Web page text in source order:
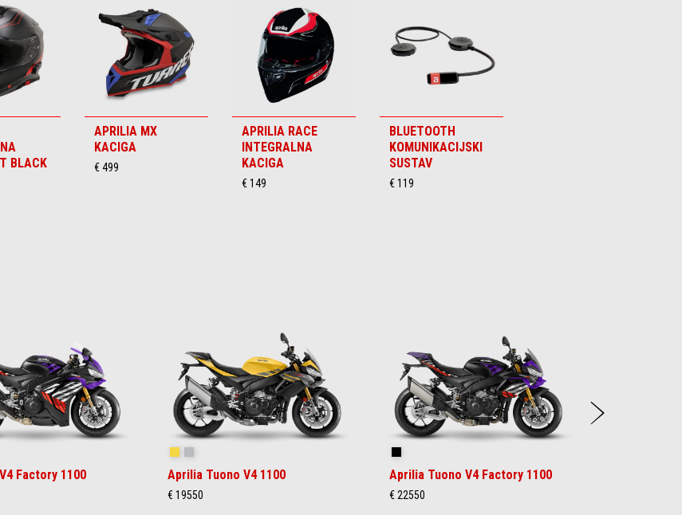
BLACK
APRILIA MX
KACIGA
€ 499
APRILIA RACE
INTEGRALNA
KACIGA
€ 149
BLUETOOTH
KOMUNIKACIJSKI
SUSTAV
€ 119
Factory 1100 Aprilia Tuono V4 1100
€ 19550
Aprilia Tuono V4 Factory 1100
€ 22550